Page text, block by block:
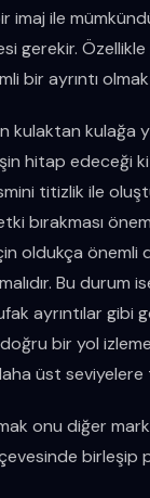
imaj ile
gerekir.
bir ayrıntı
kulaktan kulağa
hitap edeceği
titizlik ile
bırakması
oldukça
Bu durum
ayrıntılar gibi
doğru bir yol
üst
onu diğer